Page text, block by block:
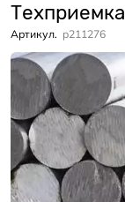
Техприемка
Артикул. p211276